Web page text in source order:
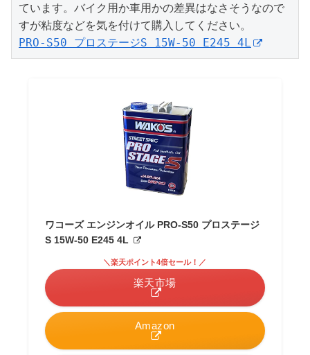
ています。バイク用か車用かの差異はなさそうなので
PRO-S50 プロステージS 15W-50 E245 4L
ワコーズ エンジンオイル PRO-S50 プロステージ
S 15W-50 E245 4L
Amazon
＼楽天ポイント4倍セール！／
楽天市場